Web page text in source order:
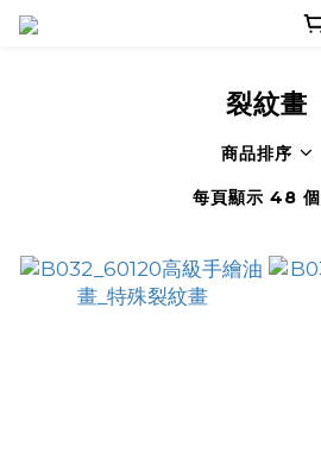
裂紋畫
商品排序
每頁顯示 48 個